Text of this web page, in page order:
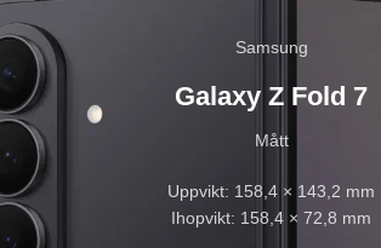
Samsung
Galaxy Z Fold 7
Mått
Uppvikt: 158,4 × 143,2 mm
Ihopvikt: 158,4 × 72,8 mm